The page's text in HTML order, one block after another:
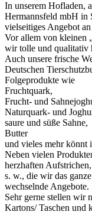
In unserem Hofladen,
Hermannsfeld mbH in
vielseitiges Angebot
Vor allem von kleinen
wir tolle und qualitativ
Auch unsere frische
Deutschen
Folgeprodukte wie
Fruchtquark,
Frucht- und
Naturquark- und
saure und süße Sahne,
Butter
und vieles mehr könnt
Neben vielen
herzhaften
s. w., die wir das
wechselnde Angebote.
Sehr gerne stellen wir
Kartons/ Taschen und